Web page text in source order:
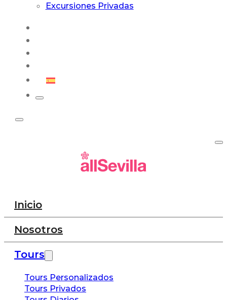
Excursiones Privadas
Inicio
Nosotros
Tours
Tours Personalizados
Tours Privados